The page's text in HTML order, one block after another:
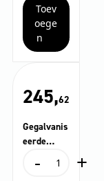
Toev
oege
n
245,62
Gegalvanis
eerde
-
Gegalvaniseerde
+